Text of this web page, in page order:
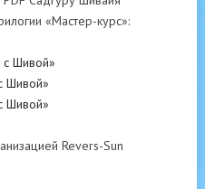
«Мастер-курс»:
с Шивой»
Шивой»
Шивой»
Revers-Sun